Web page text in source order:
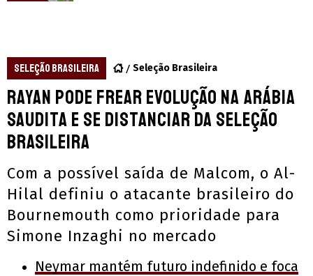
SELEÇÃO BRASILEIRA Seleção Brasileira
Rayan pode frear evolução na Arábia
Saudita e se distanciar da Seleção
Brasileira
Com a possível saída de Malcom, o Al-
Hilal definiu o atacante brasileiro do
Bournemouth como prioridade para
Simone Inzaghi no mercado
Neymar mantém futuro indefinido e foca